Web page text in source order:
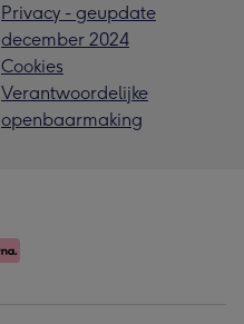
Privacy - geupdate
december 2024
Cookies
Verantwoordelijke
openbaarmaking